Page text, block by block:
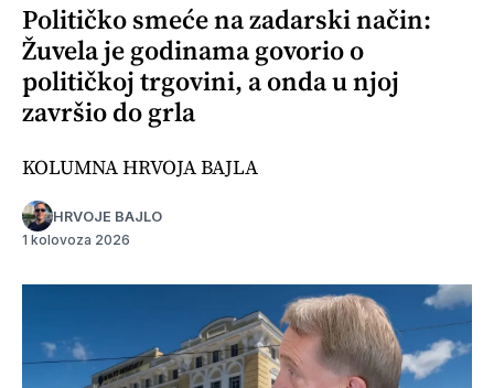
Političko smeće na zadarski način:
Žuvela je godinama govorio o
političkoj trgovini, a onda u njoj
završio do grla
KOLUMNA HRVOJA BAJLA
HRVOJE BAJLO
1 kolovoza 2026